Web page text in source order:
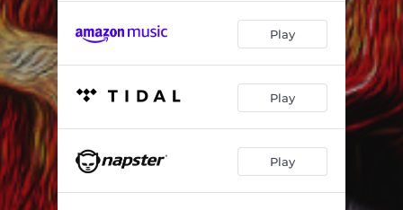
Piquerobi 04:04
A Saudade É um Vagão Vazio
Eu Vim Só 01:57
Play
Play
Play